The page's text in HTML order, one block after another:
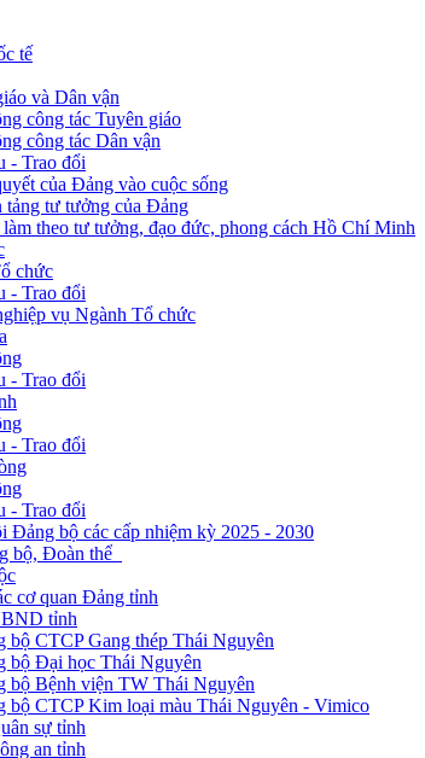
tế
và Dân vận
công tác Tuyên giáo
công tác Dân vận
- Trao đổi
của Đảng vào cuộc sống
tảng tư tưởng của Đảng
theo tư tưởng, đạo đức, phong cách Hồ Chí Minh
chức
- Trao đổi
vụ Ngành Tổ chức
- Trao đổi
- Trao đổi
- Trao đổi
bộ các cấp nhiệm kỳ 2025 - 2030
bộ, Đoàn thể
cơ quan Đảng tỉnh
tỉnh
bộ CTCP Gang thép Thái Nguyên
bộ Đại học Thái Nguyên
bộ Bệnh viện TW Thái Nguyên
bộ CTCP Kim loại màu Thái Nguyên - Vimico
sự tỉnh
an tỉnh